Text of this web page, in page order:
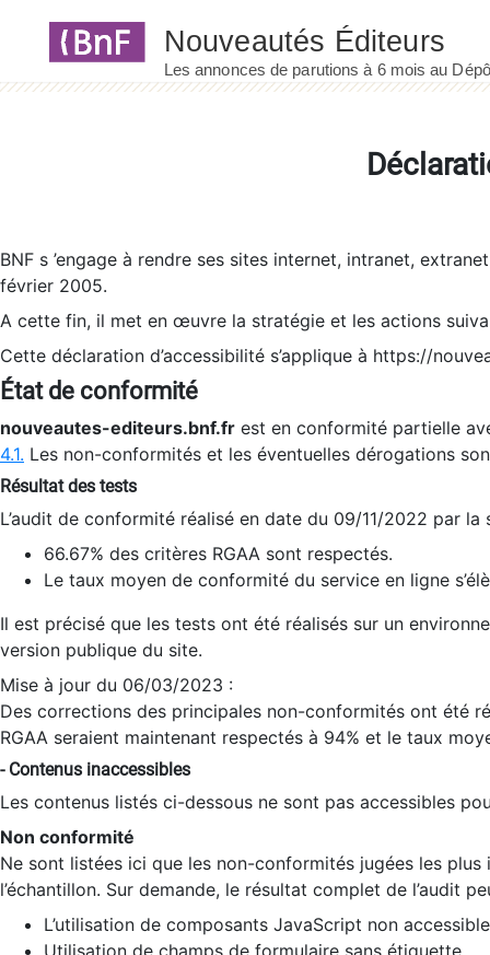
BNF s ’engage à rendre ses sites internet, intranet,
février 2005.
A cette fin, il met en œuvre la stratégie et les actions
Cette déclaration d’accessibilité s’applique à https://
État de conformité
nouveautes-editeurs.bnf.fr est en conformité partielle
4.1. Les non-conformités et les éventuelles dérogations
Résultat des tests
L’audit de conformité réalisé en date du 09/11/2022 par
66.67% des critères RGAA sont respectés.
Le taux moyen de conformité du service en ligne
Il est précisé que les tests ont été réalisés sur un
version publique du site.
Mise à jour du 06/03/2023 :
Des corrections des principales non-conformités ont été
RGAA seraient maintenant respectés à 94% et le taux
- Contenus inaccessibles
Les contenus listés ci-dessous ne sont pas accessibles
Non conformité
Ne sont listées ici que les non-conformités jugées les
l’échantillon. Sur demande, le résultat complet de l’audit
L’utilisation de composants JavaScript non
Utilisation de champs de formulaire sans étiquette